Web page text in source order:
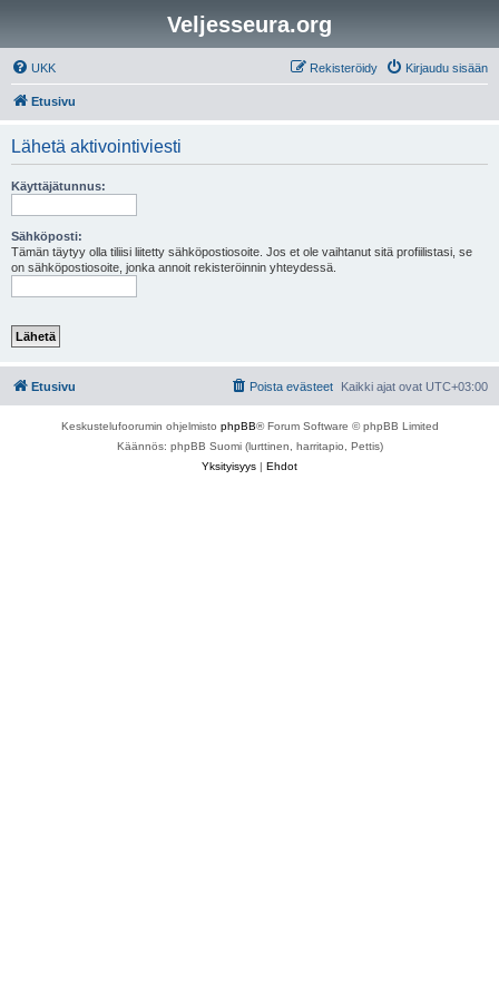
Veljesseura.org
UKK Kirjaudu sisään
Rekisteröidy
Etusivu
Lähetä aktivointiviesti
Käyttäjätunnus:
Sähköposti:
Tämän täytyy olla tiliisi liitetty sähköpostiosoite. Jos et ole vaihtanut sitä profiilistasi, se
on sähköpostiosoite, jonka annoit rekisteröinnin yhteydessä.
Etusivu Kaikki ajat ovat UTC+03:00
Poista evästeet
Keskustelufoorumin ohjelmisto phpBB® Forum Software © phpBB Limited
Käännös: phpBB Suomi (lurttinen, harritapio, Pettis)
Yksityisyys | Ehdot